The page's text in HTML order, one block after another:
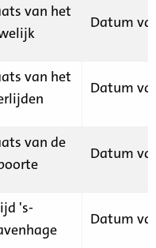
van het
Datum
van het
Datum
van de
Datum
's-
Datum